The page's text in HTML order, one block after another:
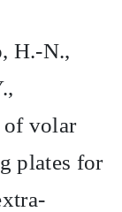
H.-N.,
of volar
plates for